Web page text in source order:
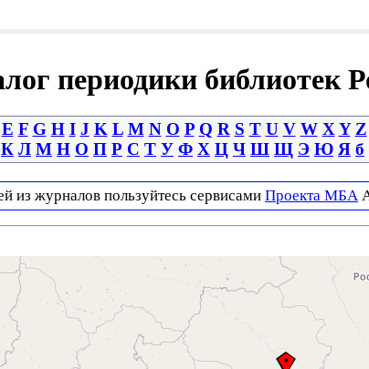
периодики библиотек
E F G H I J K L M N O P Q R S T U V W X Y Z
К Л М Н О П Р С Т У Ф Х Ц Ч Ш Щ Э Ю Я б
из журналов пользуйтесь сервисами Проекта МБА